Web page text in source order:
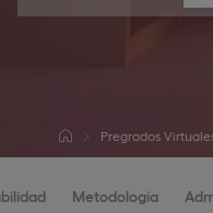
Pregrados
Metodología